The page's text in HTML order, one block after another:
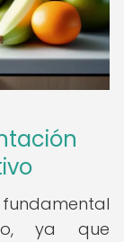
ya que